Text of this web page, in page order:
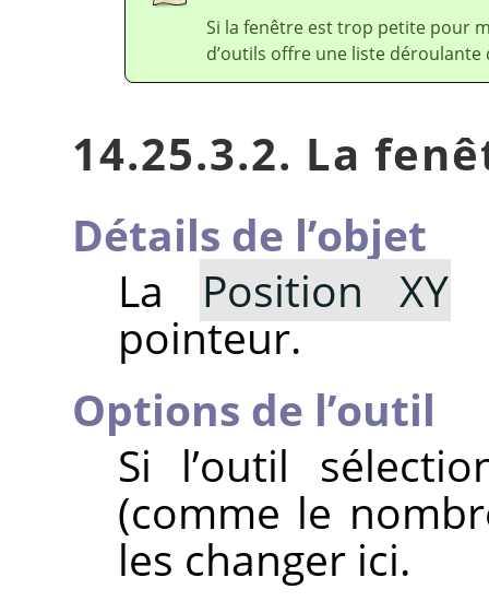
Si la fenêtre est trop petite pour
d’outils offre une liste
14.25.3.2. La
Détails de l’objet
La Position XY
pointeur.
Options de l’outil
Si l’outil
(comme le
les changer ici.